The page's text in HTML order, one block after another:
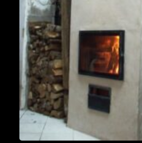
Poele de masse S avec
brique de terre crue
Mantry 39230
Poêle Oxalibre L dans
Coufouleux 81800
Poêle de masse
Corbel 73160